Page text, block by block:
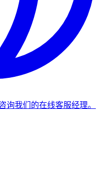
询我们的在线客服经理。